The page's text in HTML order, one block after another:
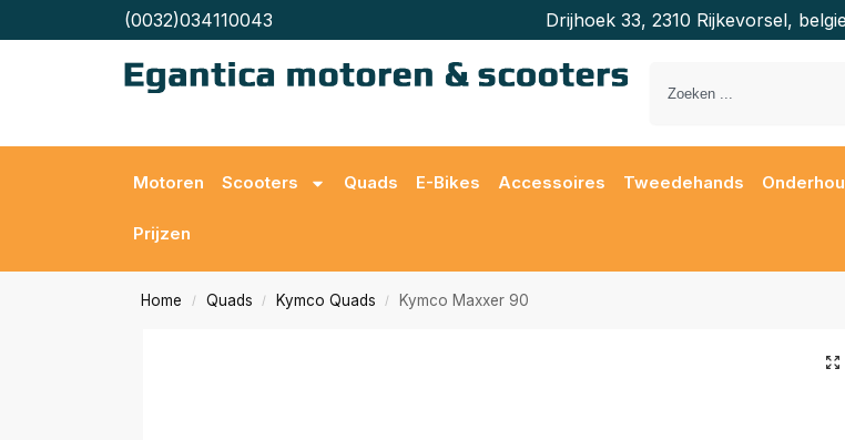
(0032)034110043 Drijhoek 33, 2310 Rijkevorsel, belgie
Motoren Scooters Quads E-Bikes Accessoires Tweedehands
Prijzen
Home / Quads / Kymco Quads / Kymco Maxxer 90